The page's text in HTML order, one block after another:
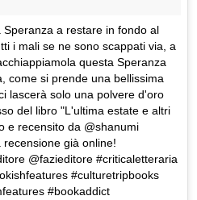
a restare in fondo al
i mali se ne sono scappati via, a
questa Speranza
come si prende una bellissima
lascerà solo una polvere d'oro
del libro "L'ultima estate e altri
e recensito da @shanumi
già online!
@fazieditore #criticaletteraria
#culturetripbooks
#bookaddict